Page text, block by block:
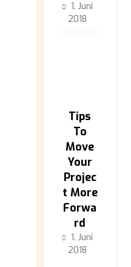
1. Juni
2018
Tips
To
Move
Your
Projec
t More
Forwa
rd
1. Juni
2018